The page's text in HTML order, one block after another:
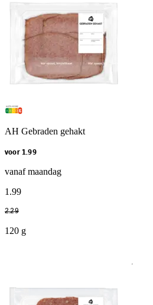
AH Gebraden gehakt
voor 1.99
vanaf maandag
1 .99
2.29
120 g